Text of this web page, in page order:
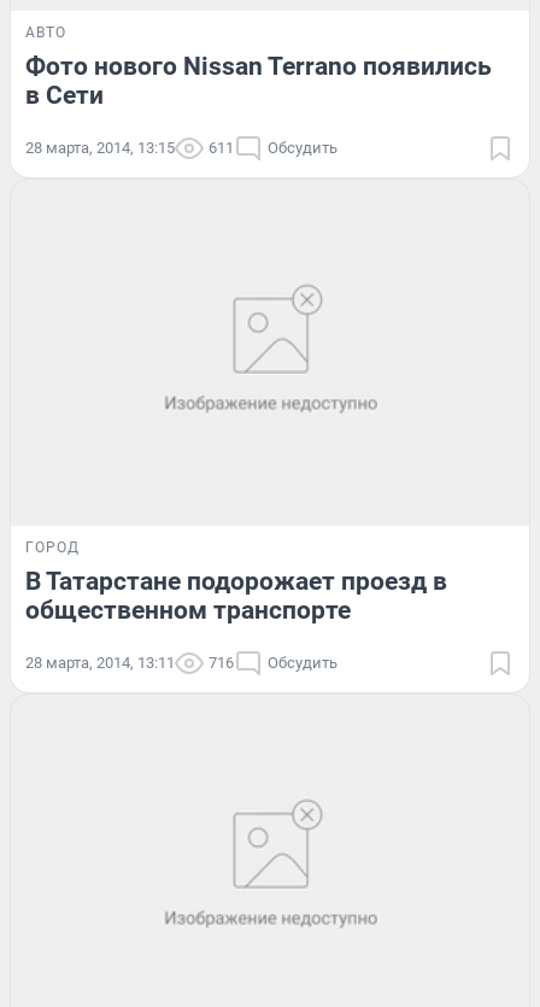
АВТО
Фото нового Nissan Terrano появились
в Сети
28 марта, 2014, 13:15 611 Обсудить
ГОРОД
В Татарстане подорожает проезд в
общественном транспорте
28 марта, 2014, 13:11 716 Обсудить